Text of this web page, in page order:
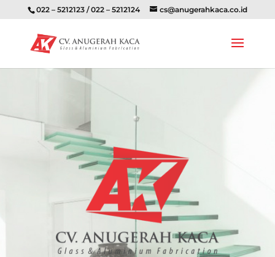
022 – 5212123 / 022 – 5212124 cs@anugerahkaca.co.id